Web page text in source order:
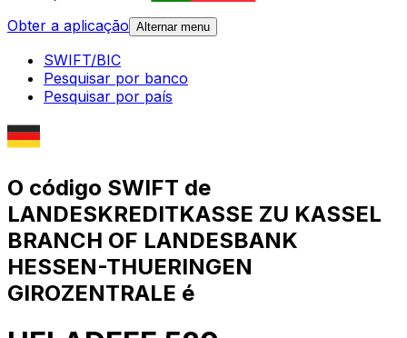
Obter a aplicação Alternar menu
SWIFT/BIC
Pesquisar por banco
Pesquisar por país
O código SWIFT de
LANDESKREDITKASSE ZU KASSEL
BRANCH OF LANDESBANK
HESSEN-THUERINGEN
GIROZENTRALE é